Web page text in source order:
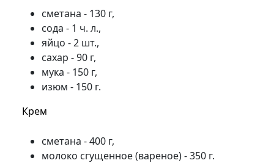
сметана - 130 г,
сода - 1 ч. л.,
яйцо - 2 шт.,
сахар - 90 г,
мука - 150 г,
изюм - 150 г.
Крем
сметана - 400 г,
молоко сгущенное (вареное) - 350 г.